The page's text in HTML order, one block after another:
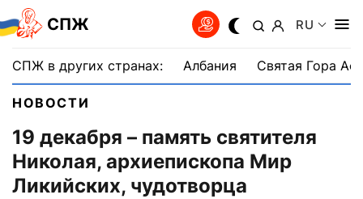
СПЖ RU
СПЖ в других странах: Албания Святая Гора
НОВОСТИ
19 декабря – память святителя
Николая, архиепископа Мир
Ликийских, чудотворца